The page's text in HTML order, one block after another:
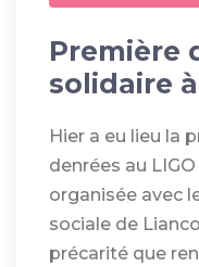
Première
solidaire
Hier a eu lieu la
denrées au LIGO
organisée avec
sociale de
précarité que